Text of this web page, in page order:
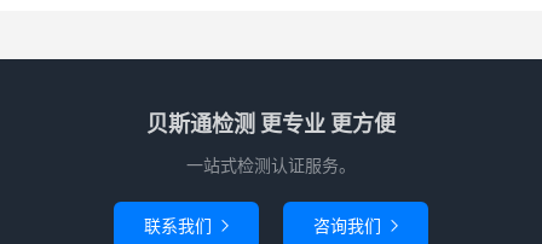
贝斯通检测 更专业 更方便
一站式检测认证服务。
联系我们  咨询我们 